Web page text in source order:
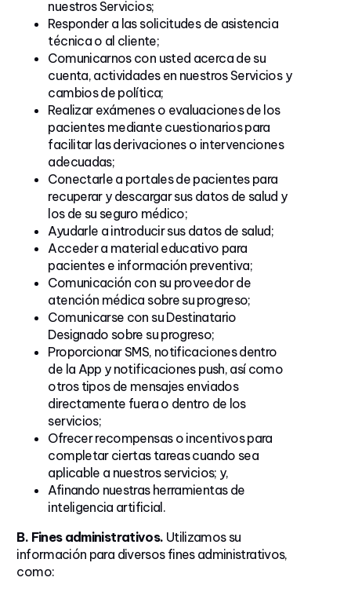
nuestros Servicios;
Responder a las solicitudes de asistencia
técnica o al cliente;
Comunicarnos con usted acerca de su
cuenta, actividades en nuestros Servicios y
cambios de política;
Realizar exámenes o evaluaciones de los
pacientes mediante cuestionarios para
facilitar las derivaciones o intervenciones
adecuadas;
Conectarle a portales de pacientes para
recuperar y descargar sus datos de salud y
los de su seguro médico;
Ayudarle a introducir sus datos de salud;
Acceder a material educativo para
pacientes e información preventiva;
Comunicación con su proveedor de
atención médica sobre su progreso;
Comunicarse con su Destinatario
Designado sobre su progreso;
Proporcionar SMS, notificaciones dentro
de la App y notificaciones push, así como
otros tipos de mensajes enviados
directamente fuera o dentro de los
servicios;
Ofrecer recompensas o incentivos para
completar ciertas tareas cuando sea
aplicable a nuestros servicios; y,
Afinando nuestras herramientas de
inteligencia artificial.
B. Fines administrativos. Utilizamos su
información para diversos fines administrativos,
como: